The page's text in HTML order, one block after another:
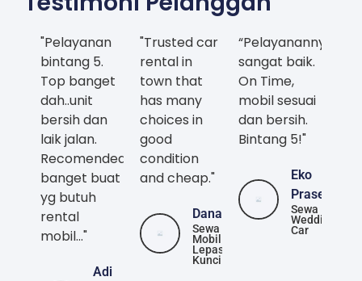
"Pelayanan
bintang 5.
Top banget
dah..unit
bersih dan
laik jalan.
Recomended
banget buat
yg butuh
rental
mobil..."
Adi
"Trusted car
rental in
town that
has many
choices in
good
condition
and cheap."
Danang
Sewa
Mobil
Lepas
Kunci
“Pelayanannya
sangat baik.
On Time,
mobil sesuai
dan bersih.
Bintang 5!"
Eko
Prasetya
Sewa
Wedding
Car